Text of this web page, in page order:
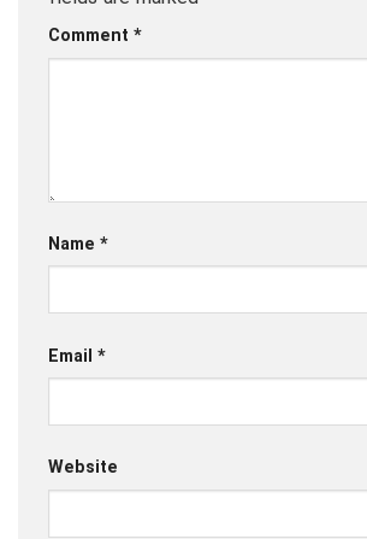
Comment *
Name *
Email *
Website